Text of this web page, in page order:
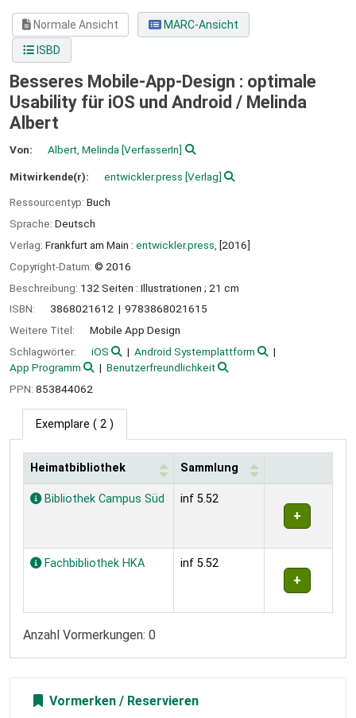
Normale Ansicht
MARC-Ansicht
ISBD
Besseres Mobile-App-Design : optimale
Usability für iOS und Android / Melinda
Albert
Von: Albert, Melinda [VerfasserIn]
Mitwirkende(r): entwickler.press [Verlag]
Ressourcentyp: Buch
Sprache: Deutsch
Verlag: Frankfurt am Main : entwickler.press, [2016]
Copyright-Datum: © 2016
Beschreibung: 132 Seiten : Illustrationen ; 21 cm
ISBN:
3868021612
9783868021615
Weitere Titel:
Mobile App Design
Schlagwörter:
iOS
Android Systemplattform
App Programm
Benutzerfreundlichkeit
PPN: 853844062
Exemplare ( 2 )
Exemplare
Heimatbibliothek Sammlung
Bibliothek Campus Süd inf 5.52
Fachbibliothek HKA inf 5.52
Anzahl Vormerkungen: 0
Vormerken